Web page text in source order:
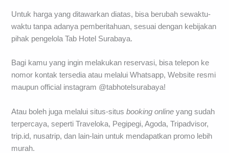
Untuk harga yang ditawarkan diatas, bisa berubah sewaktu-
waktu tanpa adanya pemberitahuan, sesuai dengan kebijakan
pihak pengelola Tab Hotel Surabaya.
Bagi kamu yang ingin melakukan reservasi, bisa telepon ke
nomor kontak tersedia atau melalui Whatsapp, Website resmi
maupun official instagram @tabhotelsurabaya!
Atau boleh juga melalui situs-situsbooking online yang sudah
terpercaya, seperti Traveloka, Pegipegi, Agoda, Tripadvisor,
trip.id, nusatrip, dan lain-lain untuk mendapatkan promo lebih
murah.